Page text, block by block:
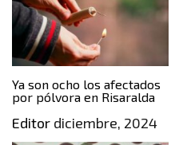
Ya son ocho los afectados
por pólvora en Risaralda
Editor diciembre, 2024